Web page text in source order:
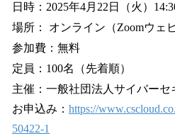
日時：2025年4月22日（火）
場所： オンライン（Zoomウェ
参加費：無料
定員：100名（先着順）
主催：一般社団法人サイバーセ
お申込み： https://
50422-1